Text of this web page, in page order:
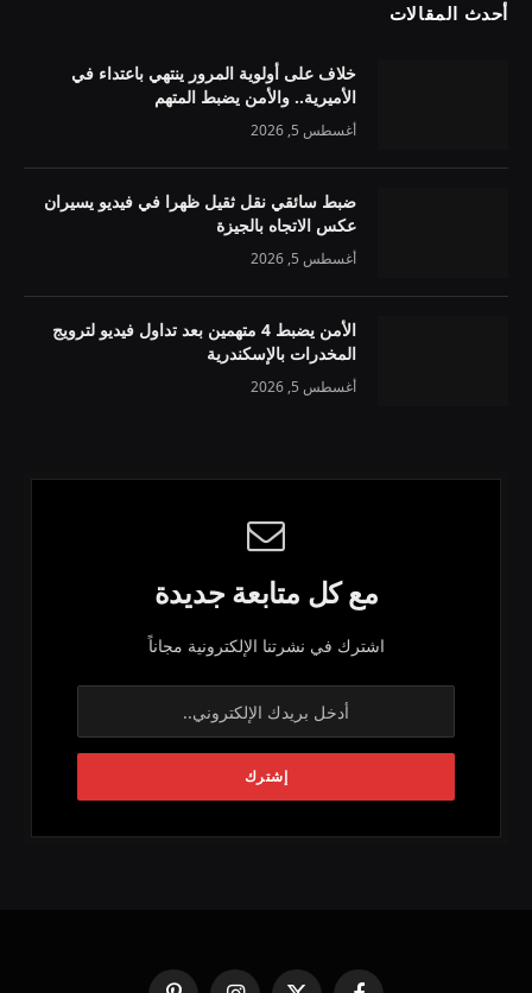
أحدث المقالات
خلاف على أولوية المرور ينتهي باعتداء في
الأميرية.. والأمن يضبط المتهم
أغسطس 5, 2026
ضبط سائقي نقل ثقيل ظهرا في فيديو يسيران
عكس الاتجاه بالجيزة
أغسطس 5, 2026
الأمن يضبط 4 متهمين بعد تداول فيديو لترويج
المخدرات بالإسكندرية
أغسطس 5, 2026
مع كل متابعة جديدة
اشترك في نشرتنا الإلكترونية مجاناً